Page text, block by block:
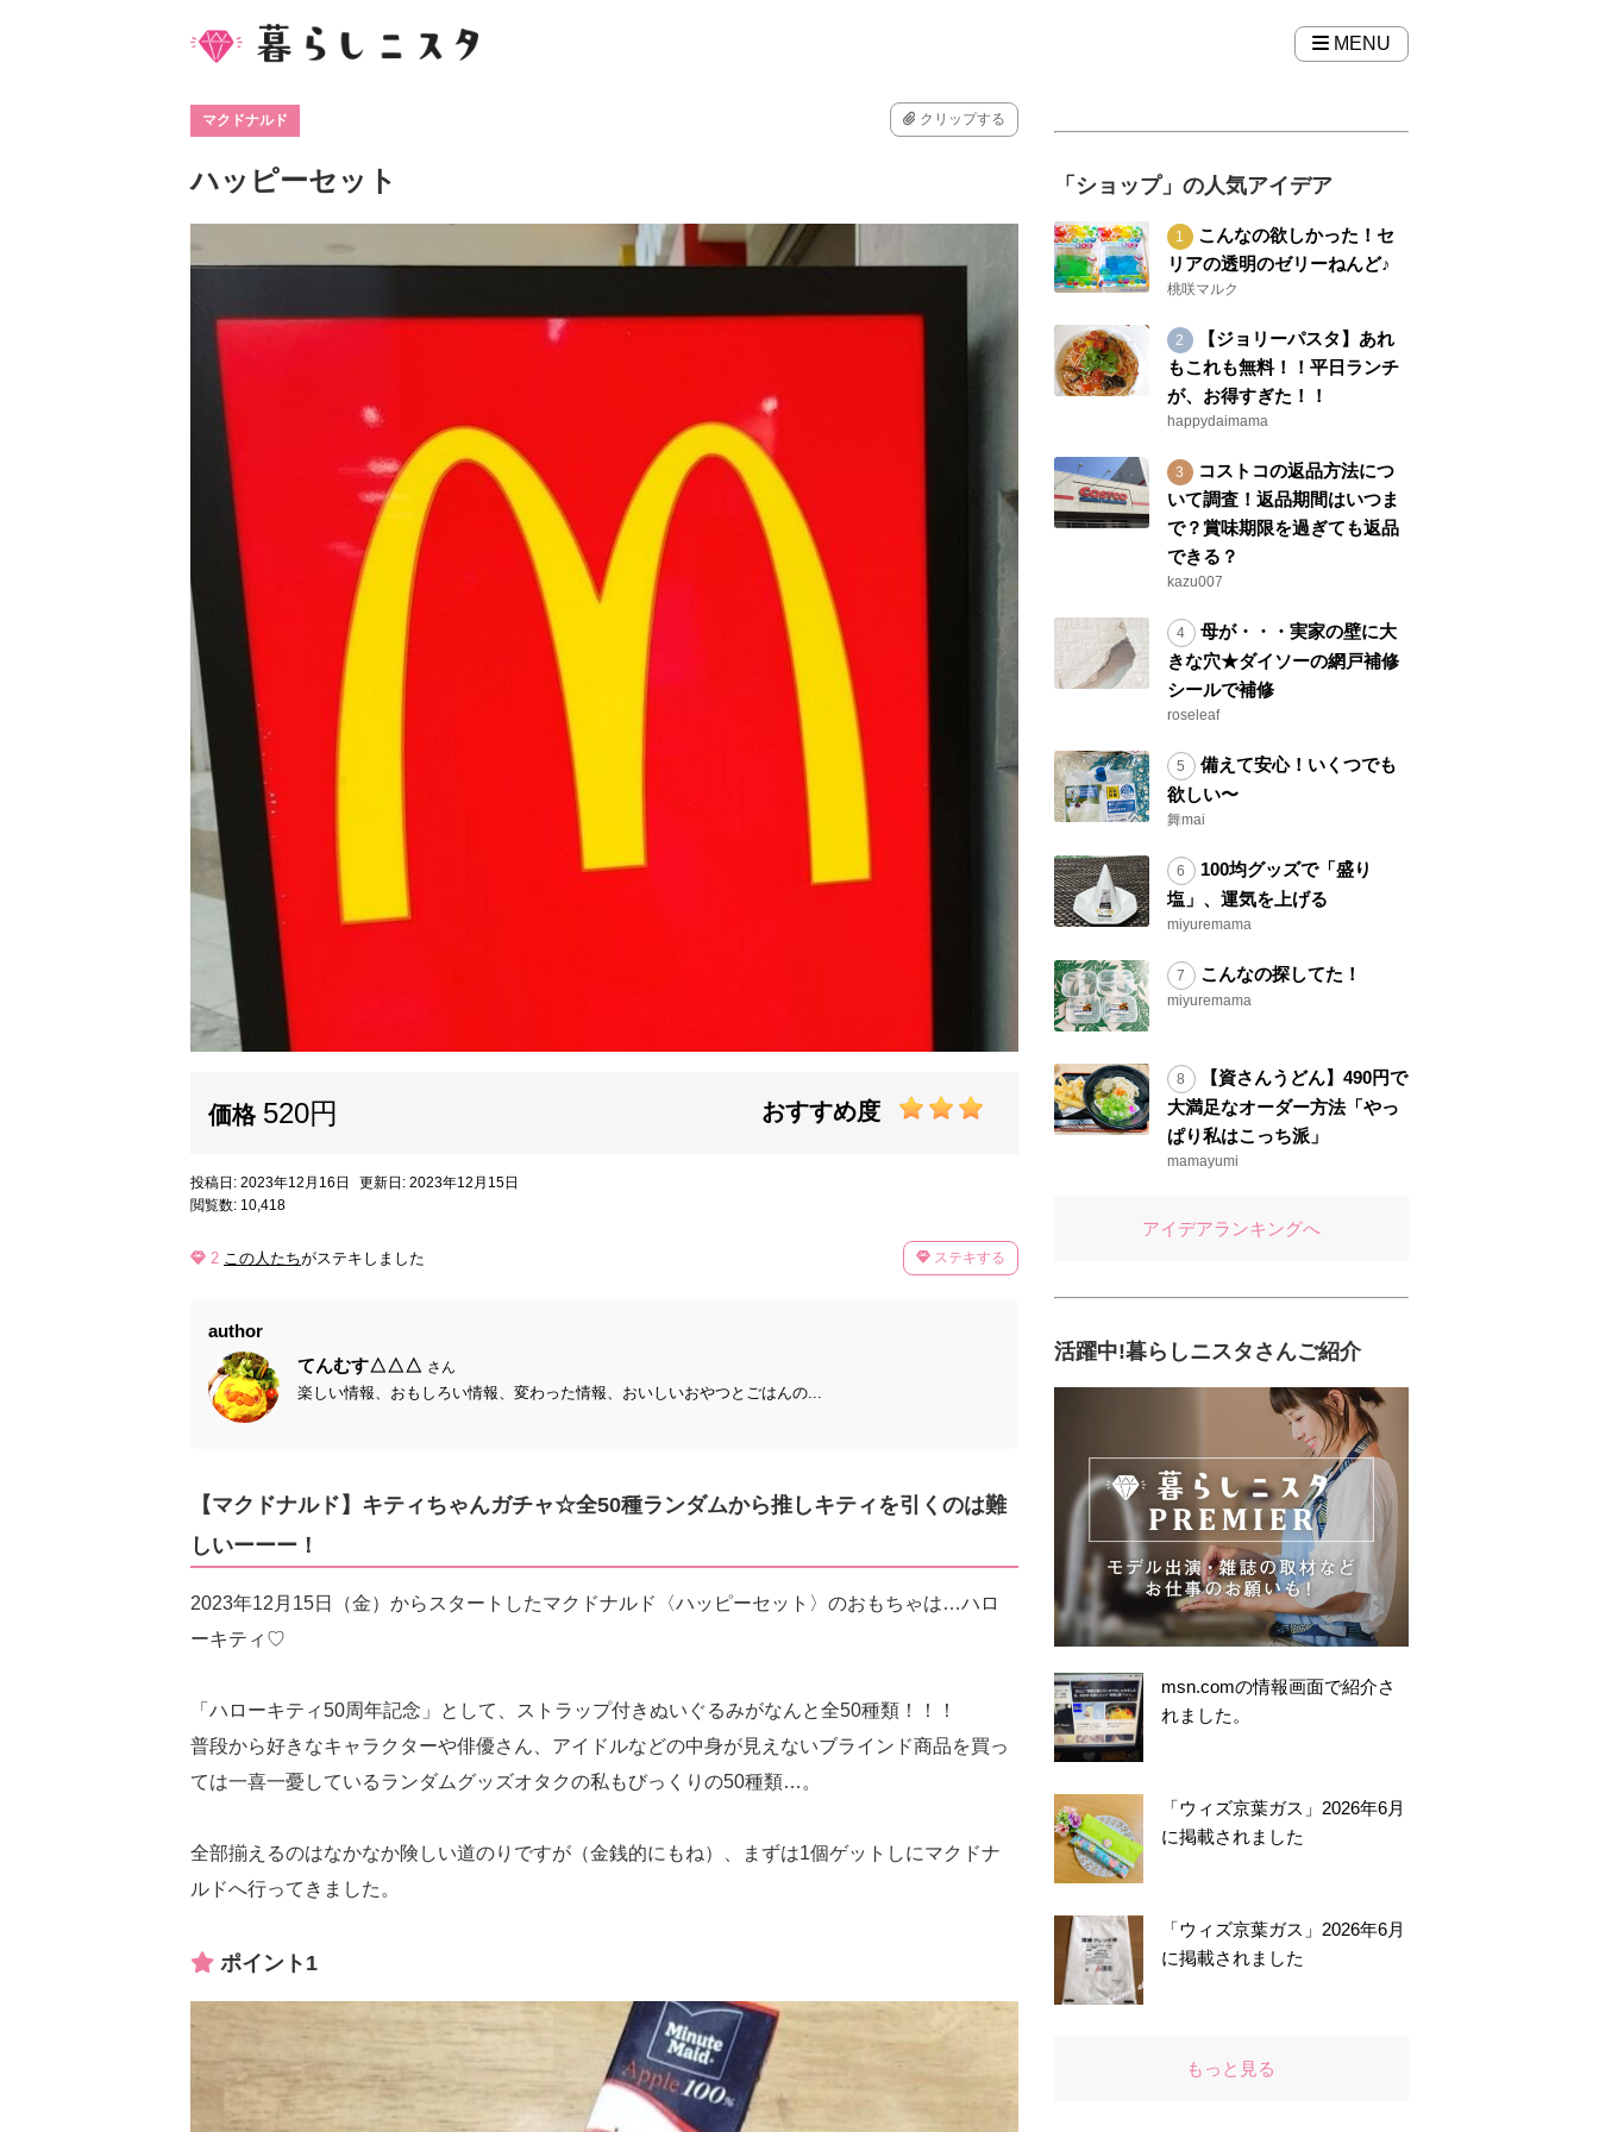
MENU
マクドナルド クリップする
ハッピーセット
価格 520円 おすすめ度
投稿日: 2023年12月16日
更新日: 2023年12月15日
閲覧数: 10,418
2 この人たちがステキしました ステキする
author
てんむす△△△ さん
楽しい情報、おもしろい情報、変わった情報、おいしいおやつとごはんの...
【マクドナルド】キティちゃんガチャ☆全50種ランダムから推しキティを引くのは難
しいーーー！
2023年12月15日（金）からスタートしたマクドナルド〈ハッピーセット〉のおもちゃは…ハロ
ーキティ♡
「ハローキティ50周年記念」として、ストラップ付きぬいぐるみがなんと全50種類！！！
普段から好きなキャラクターや俳優さん、アイドルなどの中身が見えないブラインド商品を買っ
ては一喜一憂しているランダムグッズオタクの私もびっくりの50種類…。
全部揃えるのはなかなか険しい道のりですが（金銭的にもね）、まずは1個ゲットしにマクドナ
ルドへ行ってきました。
ポイント1
「ショップ」の人気アイデア
こんなの欲しかった！セ
リアの透明のゼリーねんど♪
桃咲マルク
【ジョリーパスタ】あれ
もこれも無料！！平日ランチ
が、お得すぎた！！
happydaimama
コストコの返品方法につ
いて調査！返品期間はいつま
で？賞味期限を過ぎても返品
できる？
kazu007
母が・・・実家の壁に大
きな穴★ダイソーの網戸補修
シールで補修
roseleaf
備えて安心！いくつでも
欲しい〜
舞mai
100均グッズで「盛り
塩」、運気を上げる
miyuremama
こんなの探してた！
miyuremama
【資さんうどん】490円で
大満足なオーダー方法「やっ
ぱり私はこっち派」
mamayumi
アイデアランキングへ
活躍中!暮らしニスタさんご紹介
msn.comの情報画面で紹介さ
れました。
「ウィズ京葉ガス」2026年6月
に掲載されました
「ウィズ京葉ガス」2026年6月
に掲載されました
もっと見る